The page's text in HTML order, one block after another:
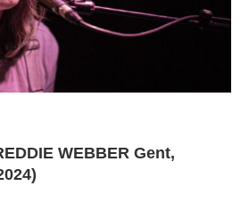
WEBBER Gent,